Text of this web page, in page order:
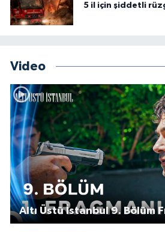
5 il için şiddetli
Video
Altı Üstü İstanbul 9. Bölüm